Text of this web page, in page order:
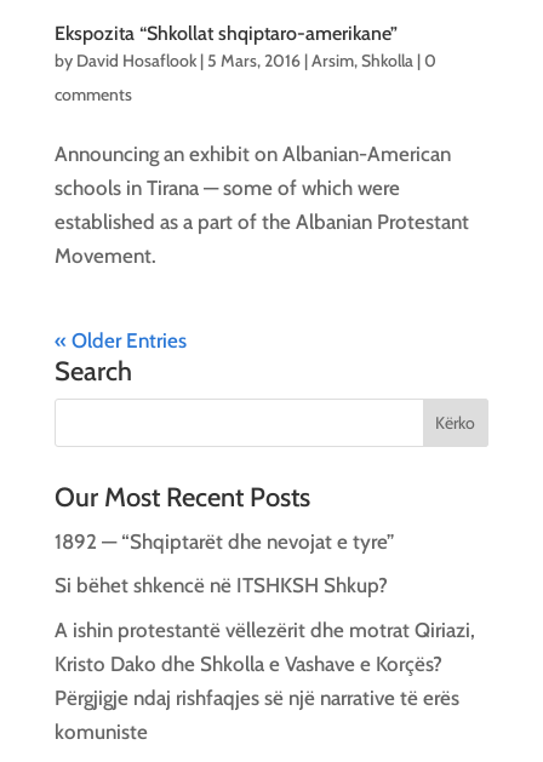
Ekspozita “Shkollat shqiptaro-amerikane”
by David Hosaflook| 5 Mars, 2016|Arsim,Shkolla |0
comments
Announcing an exhibit on Albanian-American
schools in Tirana — some of which were
established as a part of the Albanian Protestant
Movement.
« Older Entries
Search
Our Most Recent Posts
1892 — “Shqiptarët dhe nevojat e tyre”
Si bëhet shkencë në ITSHKSH Shkup?
A ishin protestantë vëllezërit dhe motrat Qiriazi,
Kristo Dako dhe Shkolla e Vashave e Korçës?
Përgjigje ndaj rishfaqjes së një narrative të erës
komuniste